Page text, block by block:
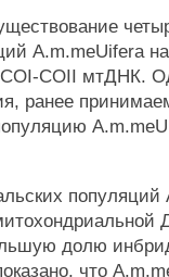
A.m.meUifera
COII мтДНК.
ранее
долю
что